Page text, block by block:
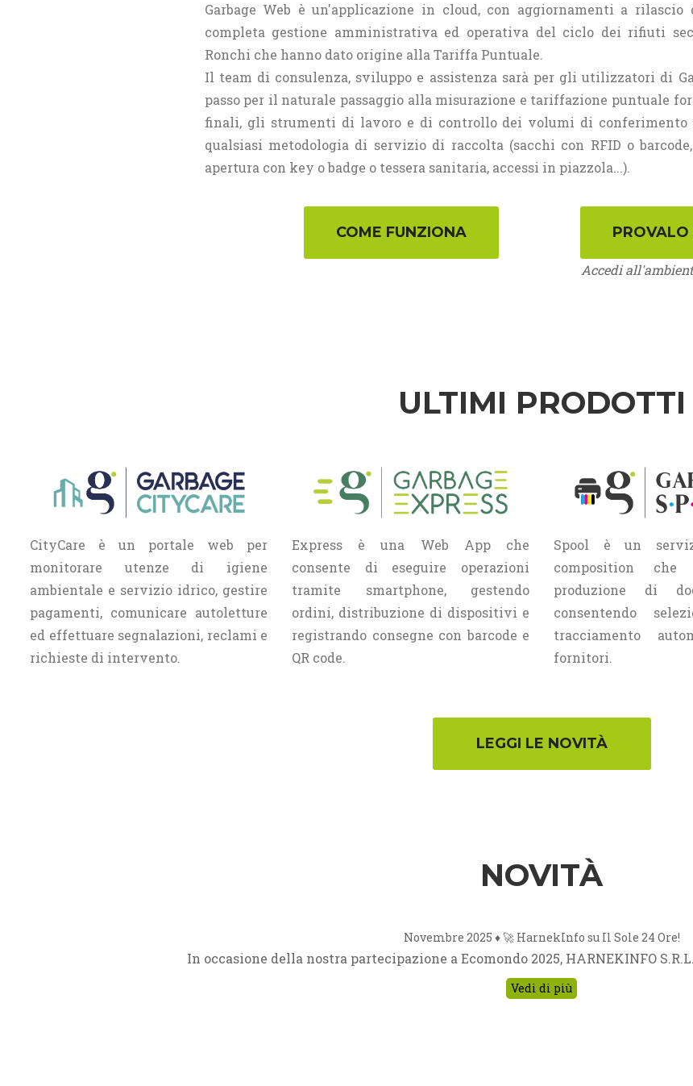
Garbage Web è un'applicazione in cloud, con aggiornamenti a
completa gestione amministrativa ed operativa del ciclo dei rifiuti
Ronchi che hanno dato origine alla Tariffa Puntuale.
Il team di consulenza, sviluppo e assistenza sarà per gli utilizzatori di
passo per il naturale passaggio alla misurazione e tariffazione puntuale
finali, gli strumenti di lavoro e di controllo dei volumi di conferimento
qualsiasi metodologia di servizio di raccolta (sacchi con RFID o
apertura con key o badge o tessera sanitaria, accessi in piazzola...).
Accedi
ULTIMI PRODOTTI
CityCare è un portale web per
monitorare utenze di igiene
ambientale e servizio idrico, gestire
pagamenti, comunicare autoletture
ed effettuare segnalazioni, reclami e
richieste di intervento.
Express è una Web App che
consente di eseguire operazioni
tramite smartphone, gestendo
ordini, distribuzione di dispositivi e
registrando consegne con barcode e
QR code.
Spool è un
composition
produzione di
consentendo
tracciamento
fornitori.
NOVITÀ
Novembre 2025 ♦ 🚀 HarnekInfo su Il Sole 24 Ore!
In occasione della nostra partecipazione a Ecomondo 2025, HARNEKINFO
Vedi di più